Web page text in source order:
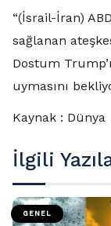
“(İsrail-İran)
sağlanan
Dostum
uymasını
Kaynak : Dünya
İlgili
GENEL